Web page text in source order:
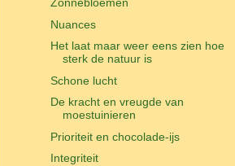
Nuances
Het laat maar weer eens zien hoe
sterk de natuur is
Schone lucht
De kracht en vreugde van
moestuinieren
Prioriteit en chocolade-ijs
Integriteit